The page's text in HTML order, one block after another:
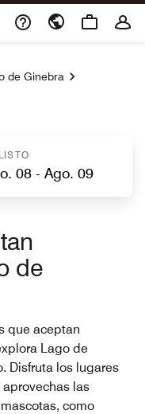
de Ginebra
LISTO
de
que aceptan
Lago de
Disfruta los lugares
las
como